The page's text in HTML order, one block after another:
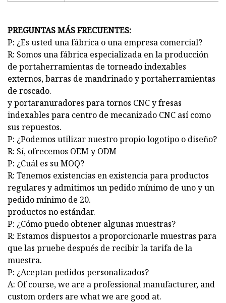
PREGUNTAS MÁS FRECUENTES:
P: ¿Es usted una fábrica o una empresa comercial?
R: Somos una fábrica especializada en la producción
de portaherramientas de torneado indexables
externos, barras de mandrinado y portaherramientas
de roscado.
y portaranuradores para tornos CNC y fresas
indexables para centro de mecanizado CNC así como
sus repuestos.
P: ¿Podemos utilizar nuestro propio logotipo o diseño?
R: Sí, ofrecemos OEM y ODM
P: ¿Cuál es su MOQ?
R: Tenemos existencias en existencia para productos
regulares y admitimos un pedido mínimo de uno y un
pedido mínimo de 20.
productos no estándar.
P: ¿Cómo puedo obtener algunas muestras?
R: Estamos dispuestos a proporcionarle muestras para
que las pruebe después de recibir la tarifa de la
muestra.
P: ¿Aceptan pedidos personalizados?
A: Of course, we are a professional manufacturer, and
custom orders are what we are good at.